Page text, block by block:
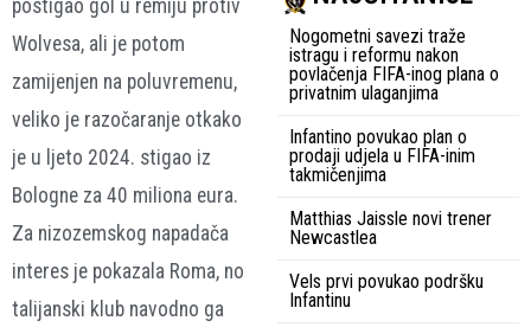
postigao gol u remiju protiv
Wolvesa, ali je potom
zamijenjen na poluvremenu,
veliko je razočaranje otkako
je u ljeto 2024. stigao iz
Bologne za 40 miliona eura.
Za nizozemskog napadača
interes je pokazala Roma, no
talijanski klub navodno ga
Nogometni savezi traže
istragu i reformu nakon
povlačenja FIFA-inog plana o
privatnim ulaganjima
Infantino povukao plan o
prodaji udjela u FIFA-inim
takmičenjima
Matthias Jaissle novi trener
Newcastlea
Vels prvi povukao podršku
Infantinu